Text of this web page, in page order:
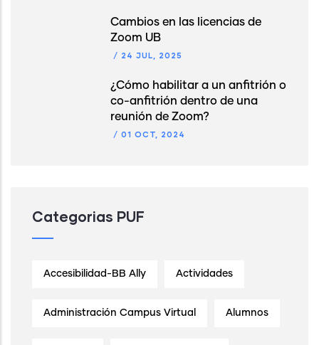
Cambios en las licencias de
Zoom UB
/ 24 JUL, 2025
¿Cómo habilitar a un anfitrión o
co-anfitrión dentro de una
reunión de Zoom?
/ 01 OCT, 2024
Categorias PUF
Accesibilidad-BB Ally Actividades
Administración Campus Virtual Alumnos